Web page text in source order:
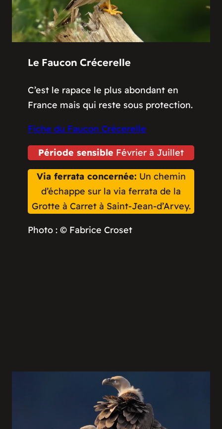
Le Faucon Crécerelle
C’est le rapace le plus abondant en
France mais qui reste sous protection.
Fiche du Faucon Crécerelle
Période sensible Février à Juillet
Via ferrata concernée: Un chemin
d’échappe sur la via ferrata de la
Grotte à Carret à Saint-Jean-d’Arvey.
Photo : © Fabrice Croset